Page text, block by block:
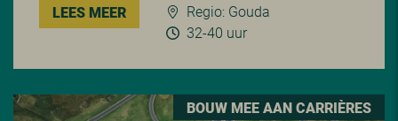
LEES MEER
Regio: Gouda
32-40 uur
BOUW MEE AAN CARRIÈRES